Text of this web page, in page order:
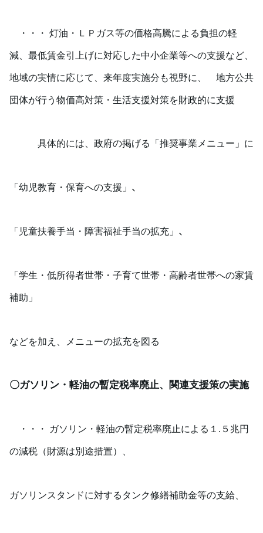
・・・ 灯油・ＬＰガス等の価格高騰による負担の軽
減、最低賃金引上げに対応した中小企業等への支援など、
地域の実情に応じて、来年度実施分も視野に、 地方公共
団体が行う物価高対策・生活支援対策を財政的に支援
具体的には、政府の掲げる「推奨事業メニュー」に
「幼児教育・保育への支援」 、
「児童扶養手当・障害福祉手当の拡充」 、
「学生・低所得者世帯・子育て世帯・高齢者世帯への家賃
補助」
などを加え、メニューの拡充を図る
〇ガソリン・軽油の暫定税率廃止、関連支援策の実施
・・・ ガソリン・軽油の暫定税率廃止による１ . ５兆円
の減税（財源は別途措置）、
ガソリンスタンドに対するタンク修繕補助金等の支給、